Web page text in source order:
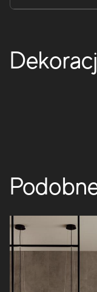
Boost
charakteryzujące
powierzchniami i
intensywnych